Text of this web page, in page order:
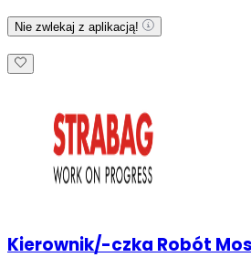
Nie zwlekaj z aplikacją!
Kierownik/-czka Robót